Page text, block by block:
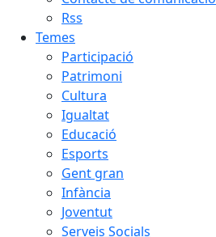
Rss
Temes
Participació
Patrimoni
Cultura
Igualtat
Educació
Esports
Gent gran
Infància
Joventut
Serveis Socials